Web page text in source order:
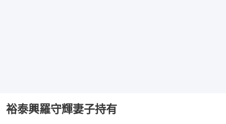
裕泰興羅守輝妻子持有